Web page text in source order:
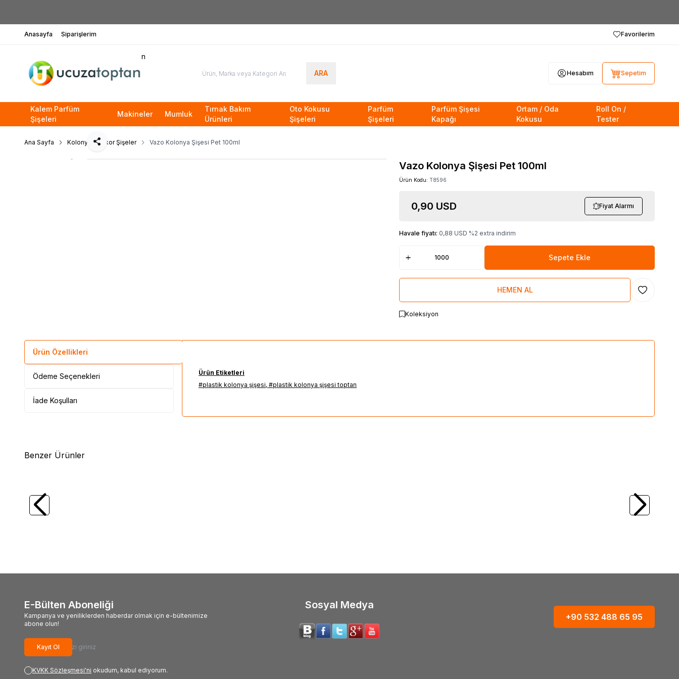
Anasayfa Siparişlerim Favorilerim
n
ARA
Hesabım Sepetim
Kalem Parfüm
Şişeleri
Makineler Mumluk
Tırnak Bakım
Ürünleri
Oto Kokusu
Şişeleri
Parfüm
Şişeleri
Parfüm Şişesi
Kapağı
Ortam / Oda
Kokusu
Roll On /
Tester
Ana Sayfa Kolonya / Dekor Şişeler Vazo Kolonya Şişesi Pet 100ml
Paylaş
Vazo Kolonya Şişesi Pet 100ml
Ürün Kodu: T8596
0,90 USD Fiyat Alarmı
Havale fiyatı: 0,88 USD %2 extra indirim
Sepete Ekle
HEMEN AL Favoriye
Koleksiyon
Ürün Özellikleri
Ödeme Seçenekleri
İade Koşulları
Ürün Etiketleri
#plastik kolonya şişesi, #plastik kolonya şişesi toptan
Benzer Ürünler
Çevirme Valfli 100 ml Boş Cam
Dezenfektan ve Kolonya Şişesi - (1 Koli
96 Adet)
Saat Kulesi Şeklinde Dekoratif Kolonya
E-Bülten Aboneliği
Kampanya ve yeniliklerden haberdar olmak için e-bültenimize
abone olun!
Kayıt Ol
KVKK Sözleşmesi'ni okudum, kabul ediyorum.
Sosyal Medya
+90 532 488 65 95